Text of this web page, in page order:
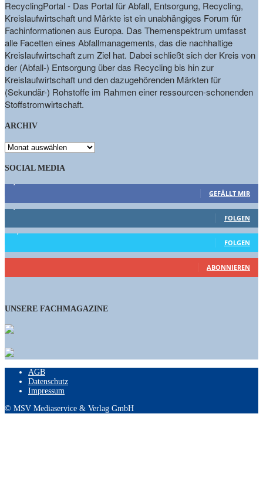
RecyclingPortal - Das Portal für Abfall, Entsorgung, Recycling,
Kreislaufwirtschaft und Märkte ist ein unabhängiges Forum für
Fachinformationen aus Europa. Das Themenspektrum umfasst
alle Facetten eines Abfallmanagements, das die nachhaltige
Kreislaufwirtschaft zum Ziel hat. Dabei schließt sich der Kreis von
der (Abfall-) Entsorgung über das Recycling bis hin zur
Kreislaufwirtschaft und den dazugehörenden Märkten für
(Sekundär-) Rohstoffe im Rahmen einer ressourcen-schonenden
Stoffstromwirtschaft.
ARCHIV
ARCHIV
SOCIAL MEDIA
GEFÄLLT MIR
1,662 Follower
FOLGEN
15,658 Follower
FOLGEN
460 Abonnenten
ABONNIEREN
UNSERE FACHMAGAZINE
AGB
Datenschutz
Impressum
© MSV Mediaservice & Verlag GmbH